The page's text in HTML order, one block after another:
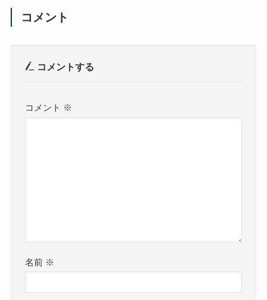
コメント
コメントする
コメント ※
名前 ※